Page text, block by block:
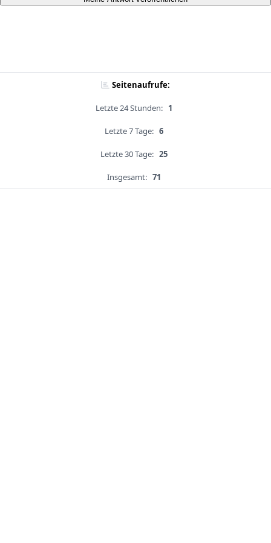
Seitenaufrufe:
Letzte 24 Stunden: 1
Letzte 7 Tage: 6
Letzte 30 Tage: 25
Insgesamt: 71